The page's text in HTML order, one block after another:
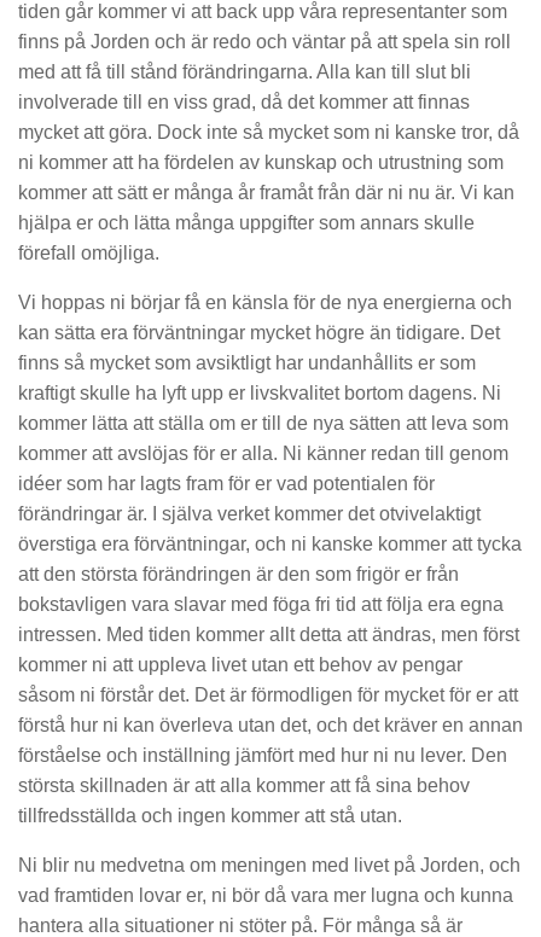
tiden går kommer vi att back upp våra representanter som
finns på Jorden och är redo och väntar på att spela sin roll
med att få till stånd förändringarna. Alla kan till slut bli
involverade till en viss grad, då det kommer att finnas
mycket att göra. Dock inte så mycket som ni kanske tror, då
ni kommer att ha fördelen av kunskap och utrustning som
kommer att sätt er många år framåt från där ni nu är. Vi kan
hjälpa er och lätta många uppgifter som annars skulle
förefall omöjliga.
Vi hoppas ni börjar få en känsla för de nya energierna och
kan sätta era förväntningar mycket högre än tidigare. Det
finns så mycket som avsiktligt har undanhållits er som
kraftigt skulle ha lyft upp er livskvalitet bortom dagens. Ni
kommer lätta att ställa om er till de nya sätten att leva som
kommer att avslöjas för er alla. Ni känner redan till genom
idéer som har lagts fram för er vad potentialen för
förändringar är. I själva verket kommer det otvivelaktigt
överstiga era förväntningar, och ni kanske kommer att tycka
att den största förändringen är den som frigör er från
bokstavligen vara slavar med föga fri tid att följa era egna
intressen. Med tiden kommer allt detta att ändras, men först
kommer ni att uppleva livet utan ett behov av pengar
såsom ni förstår det. Det är förmodligen för mycket för er att
förstå hur ni kan överleva utan det, och det kräver en annan
förståelse och inställning jämfört med hur ni nu lever. Den
största skillnaden är att alla kommer att få sina behov
tillfredsställda och ingen kommer att stå utan.
Ni blir nu medvetna om meningen med livet på Jorden, och
vad framtiden lovar er, ni bör då vara mer lugna och kunna
hantera alla situationer ni stöter på. För många så är